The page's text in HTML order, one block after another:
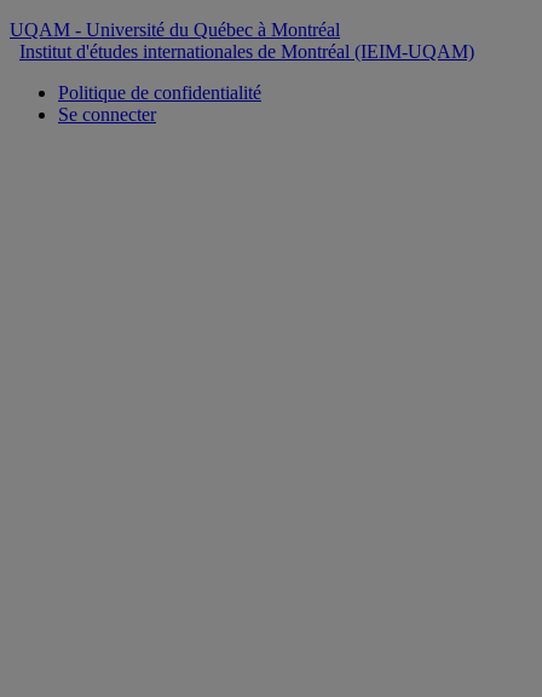
UQAM - Université du Québec à Montréal
Institut d'études internationales de Montréal (IEIM-UQAM)
Politique de confidentialité
Se connecter